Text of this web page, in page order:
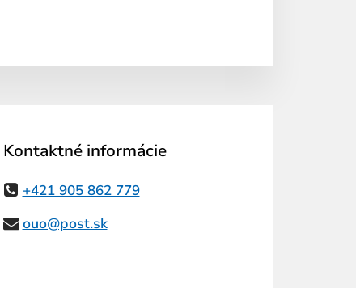
Kontaktné informácie
+421 905 862 779
ouo@post.sk